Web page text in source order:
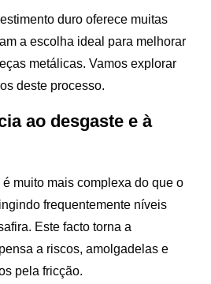
duro oferece muitas
a escolha ideal para melhorar
metálicas. Vamos explorar
deste processo.
ao desgaste e à
muito mais complexa do que o
frequentemente níveis
Este facto torna a
a riscos, amolgadelas e
pela fricção.